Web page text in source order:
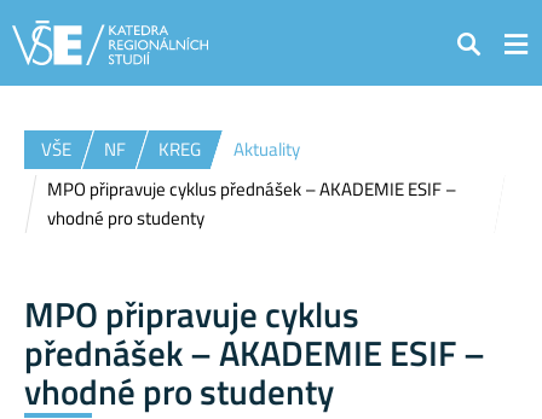
Hledat
VŠE NF KREG
Aktuality
MPO připravuje cyklus přednášek – AKADEMIE ESIF –
vhodné pro studenty
MPO připravuje cyklus
přednášek – AKADEMIE ESIF –
vhodné pro studenty